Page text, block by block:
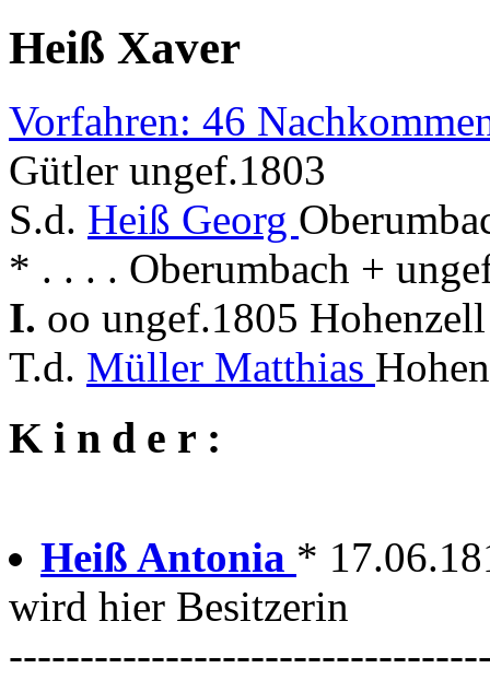
Heiß Xaver
Vorfahren: 46
Gütler ungef.1803
S.d. Heiß Georg
* . . . . Oberumbach +
I. oo ungef.1805
T.d. Müller Matthias
K i n d e r :
Heiß Antonia *
wird hier Besitzerin